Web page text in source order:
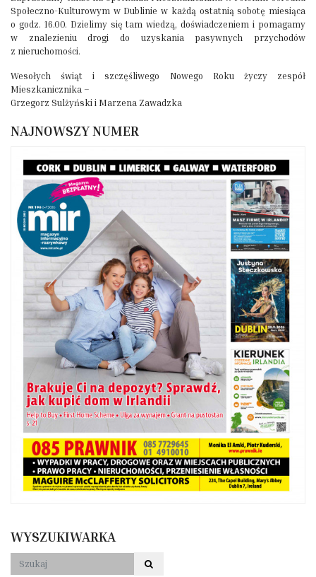
Społeczno-Kulturowym w Dublinie w każdą ostatnią sobotę miesiąca
o godz. 16.00. Dzielimy się tam wiedzą, doświadczeniem i pomagamy
w znalezieniu drogi do uzyskania pasywnych przychodów
z nieruchomości.
Wesołych świąt i szczęśliwego Nowego Roku życzy zespół
Mieszkanicznika –
Grzegorz Sulżyński i Marzena Zawadzka
NAJNOWSZY NUMER
WYSZUKIWARKA